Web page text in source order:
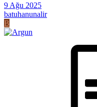
9 Ağu 2025
batuhanunalir
B